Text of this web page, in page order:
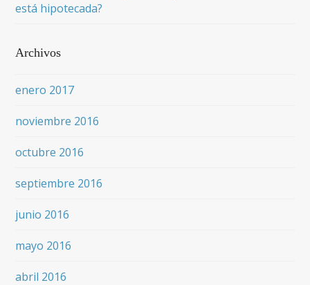
está hipotecada?
Archivos
enero 2017
noviembre 2016
octubre 2016
septiembre 2016
junio 2016
mayo 2016
abril 2016